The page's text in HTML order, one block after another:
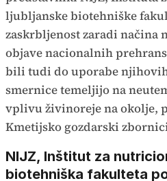
ljubljanske biotehniške
zaskrbljenost zaradi načina
objave nacionalnih
bili tudi do uporabe
smernice temeljijo na
vplivu živinoreje na okolje,
Kmetijsko gozdarski
NIJZ, Inštitut za
biotehniška fakulteta